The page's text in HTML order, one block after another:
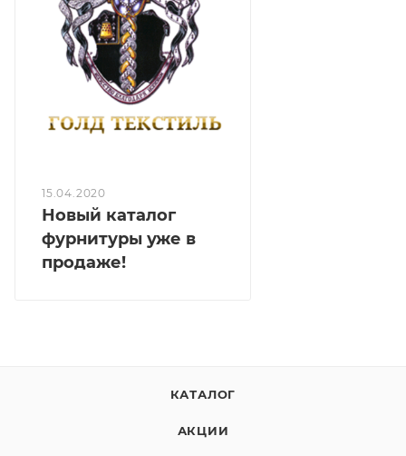
15.04.2020
Новый каталог
фурнитуры уже в
продаже!
КАТАЛОГ
АКЦИИ